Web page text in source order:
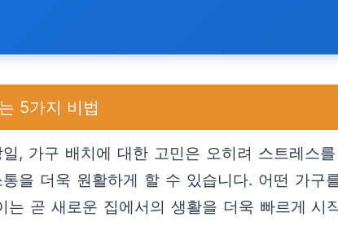
5가지 비법
, 가구 배치에 대한 고민은 오히려 스트레스
을 더욱 원활하게 할 수 있습니다. 어떤 가구
곧 새로운 집에서의 생활을 더욱 빠르게 시